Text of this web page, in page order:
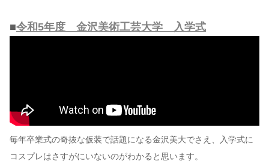
■令和5年度 金沢美術工芸大学 入学式
毎年卒業式の奇抜な仮装で話題になる金沢美大でさえ、入学式に
コスプレはさすがにいないのがわかると思います。